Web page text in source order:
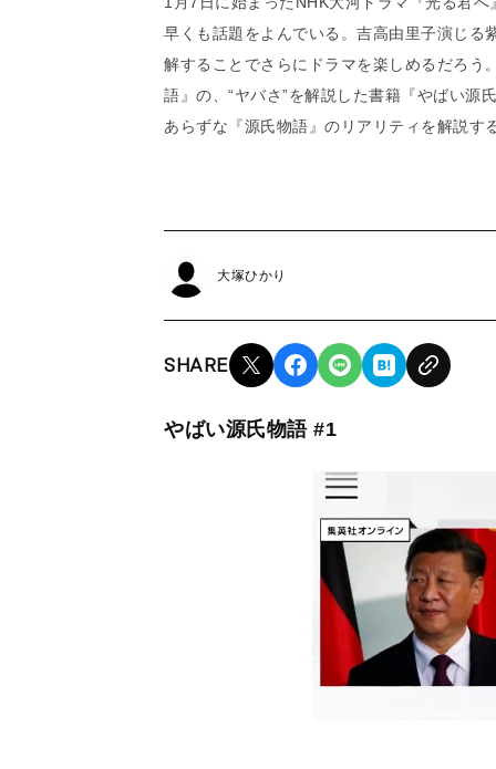
早くも話題をよんでいる。吉高由里子演じる
解することでさらにドラマを楽しめるだろう
語』の、“ヤバさ”を解説した書籍『やばい源
あらずな『源氏物語』のリアリティを解説す
大塚ひかり
SHARE
やばい源氏物語 #1